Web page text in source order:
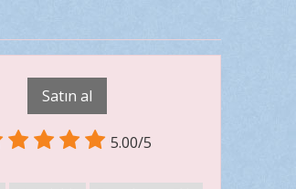
Satın al
5.00/5